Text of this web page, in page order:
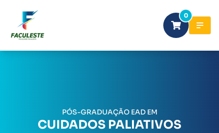
0
PÓS-GRADUAÇÃO EAD EM
CUIDADOS PALIATIVOS